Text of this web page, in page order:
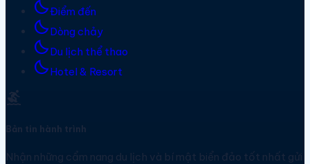
bedtimeĐiểm đến
bedtimeDòng chảy
bedtimeDu lịch thể thao
bedtimeHotel & Resort
surfing
Bản tin hành trình
Nhận những cẩm nang du lịch và bí mật biển đảo tốt nhất gửi